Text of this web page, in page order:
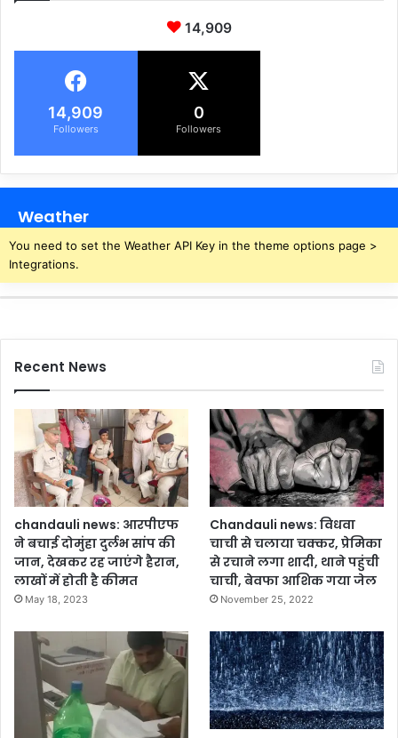
14,909
14,909
Followers
0
Followers
Weather
You need to set the Weather API Key in the theme options page >
Integrations.
Recent News
chandauli news: आरपीएफ
ने बचाई दोमुंहा दुर्लभ सांप की
जान, देखकर रह जाएंगे हैरान,
लाखों में होती है कीमत
May 18, 2023
Chandauli news: विधवा
चाची से चलाया चक्कर, प्रेमिका
से रचाने लगा शादी, थाने पहुंची
चाची, बेवफा आशिक गया जेल
November 25, 2022